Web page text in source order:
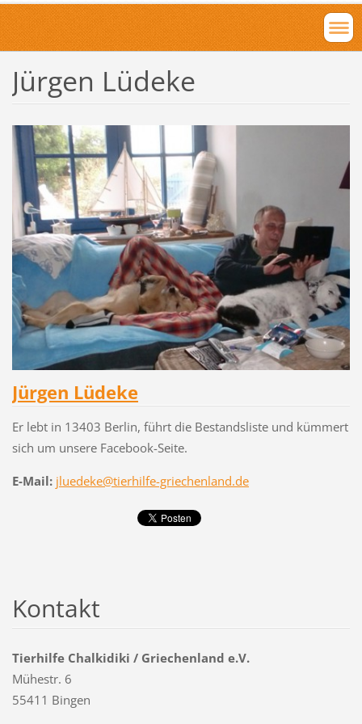
Jürgen Lüdeke
Jürgen Lüdeke
Er lebt in 13403 Berlin, führt die Bestandsliste und kümmert
sich um unsere Facebook-Seite.
E-Mail: jluedeke@tierhilfe-griechenland.de
Kontakt
Tierhilfe Chalkidiki / Griechenland e.V.
Mühestr. 6
55411 Bingen